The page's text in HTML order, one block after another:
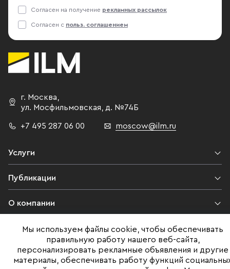
Согласен на получение рекламных рассылок
Согласен с польз. соглашением
г. Москва
ул. Мосфильмовская,
д. №74Б
+7 495 287 06 00 moscow@ilm.ru
Услуги
Публикации
О компании
Контакты
Юридическая информация
Мы используем файлы cookie, чтобы обеспечивать
правильную работу нашего веб-сайта,
персонализировать рекламные объявления и другие
материалы, обеспечивать работу функций